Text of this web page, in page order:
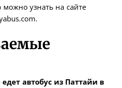
узнать на сайте
.
автобус из Паттайи в